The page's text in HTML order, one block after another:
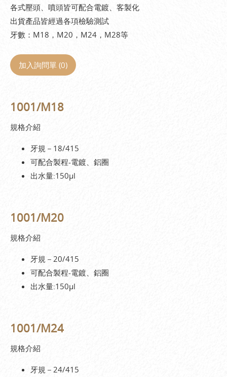
各式壓頭、噴頭皆可配合電鍍、客製化
出貨產品皆經過各項檢驗測試
牙數：M18，M20，M24，M28等
加入詢問單 (0)
1001/M18
規格介紹
牙規－18/415
可配合製程-電鍍、鋁圈
出水量:150µl
1001/M20
規格介紹
牙規－20/415
可配合製程-電鍍、鋁圈
出水量:150µl
1001/M24
規格介紹
牙規－24/415